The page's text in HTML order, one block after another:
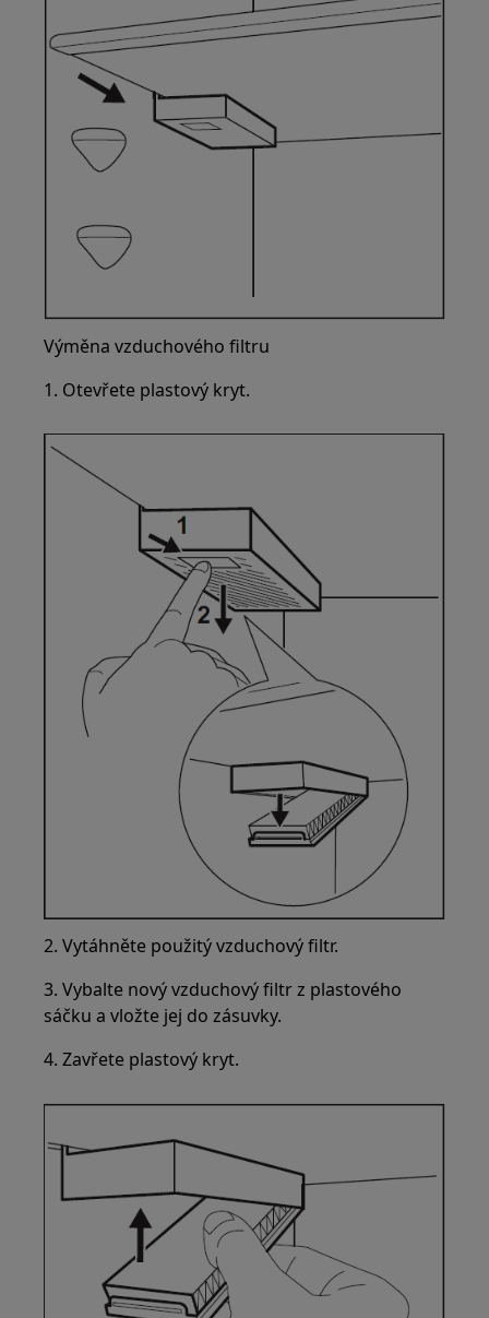
Výměna vzduchového filtru
1. Otevřete plastový kryt.
2. Vytáhněte použitý vzduchový filtr.
3. Vybalte nový vzduchový filtr z plastového
sáčku a vložte jej do zásuvky.
4. Zavřete plastový kryt.